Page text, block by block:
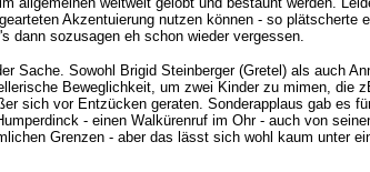
Akzentuierung nutzen können - so plätscherte
dann sozusagen eh schon wieder vergessen.
Sache. Sowohl Brigid Steinberger (Gretel) als auch
Beweglichkeit, um zwei Kinder zu mimen, die
sich vor Entzücken geraten. Sonderapplaus gab es
- einen Walkürenruf im Ohr - auch von
Grenzen - aber das lässt sich wohl kaum unter